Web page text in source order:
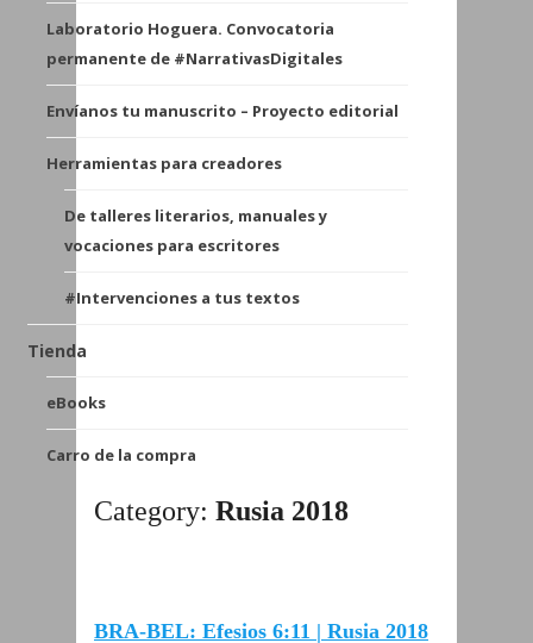
Laboratorio Hoguera. Convocatoria
permanente de #NarrativasDigitales
Envíanos tu manuscrito – Proyecto editorial
Herramientas para creadores
De talleres literarios, manuales y
vocaciones para escritores
#Intervenciones a tus textos
Tienda
eBooks
Carro de la compra
Category: Rusia 2018
BRA-BEL: Efesios 6:11 | Rusia 2018